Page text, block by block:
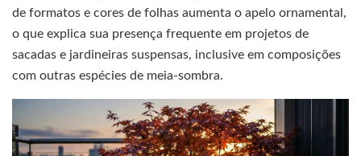
de formatos e cores de folhas aumenta o apelo ornamental,
o que explica sua presença frequente em projetos de
sacadas e jardineiras suspensas, inclusive em composições
com outras espécies de meia-sombra.